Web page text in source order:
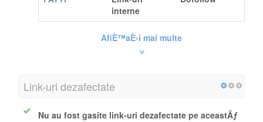
interne
AfiÈ™aÈ›i mai multe
Link-uri dezafectate
Nu au fost gasite link-uri dezafectate pe aceastÄƒ